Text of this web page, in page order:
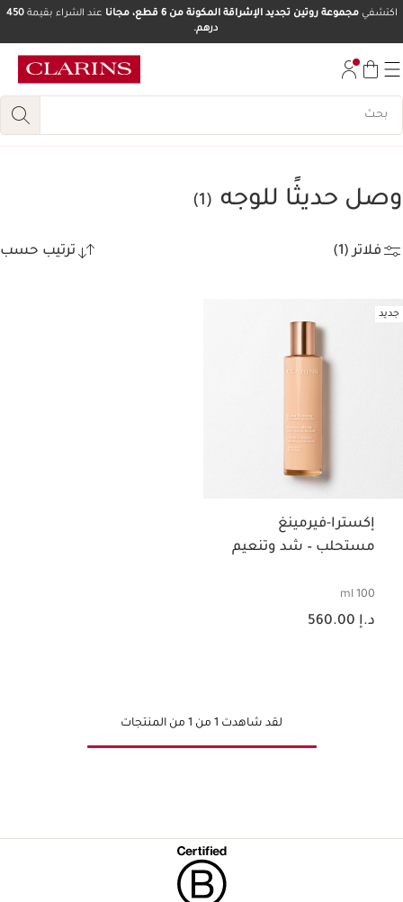
انتقل إلى أسفل الصفحة
اكتشفيمجموعة روتين تجديد الإشراقة المكونة من 6 قطع، مجانا عند الشراء بقيمة450
درهم.
وصل حديثًا للوجه (1)
فلاتر (1) ترتيب حسب
جديد
إكسترا-فيرمينغ
مستحلب – شد وتنعيم
100 ml
السعر الحالي هو د.إ 560.00
د.إ 560.00
لقد شاهدت 1 من 1 من المنتجات